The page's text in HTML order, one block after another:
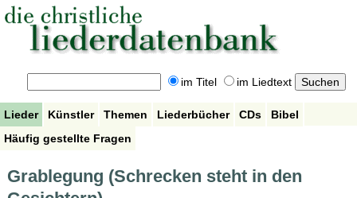
im Titel im Liedtext
Lieder Künstler Themen Liederbücher CDs
Bibel
Häufig gestellte Fragen
Grablegung (Schrecken steht in den